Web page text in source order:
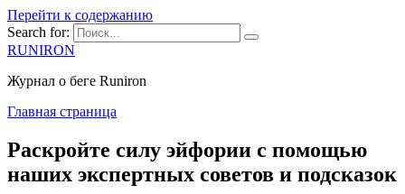
Перейти к содержанию
Search for:
RUNIRON
Журнал о беге Runiron
Главная страница
Раскройте силу эйфории с помощью
наших экспертных советов и подсказок